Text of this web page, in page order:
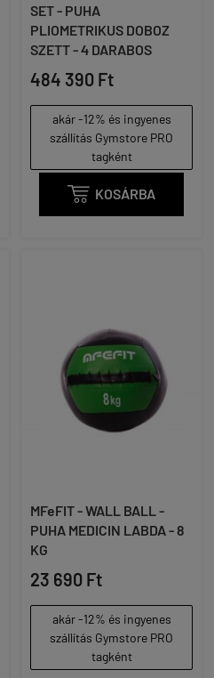
SET - PUHA
PLIOMETRIKUS DOBOZ
SZETT - 4 DARABOS
484 390 Ft
akár -12% és ingyenes
szállítás Gymstore PRO
tagként
 KOSÁRBA
MFeFIT - WALL BALL -
PUHA MEDICIN LABDA - 8
KG
23 690 Ft
akár -12% és ingyenes
szállítás Gymstore PRO
tagként